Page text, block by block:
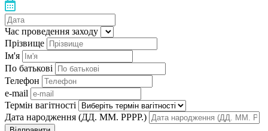
Час проведення заходу
Прізвище
Ім'я
По батькові
Телефон
e-mail
Термін вагітності
Дата народження (ДД. ММ. РРРР.)